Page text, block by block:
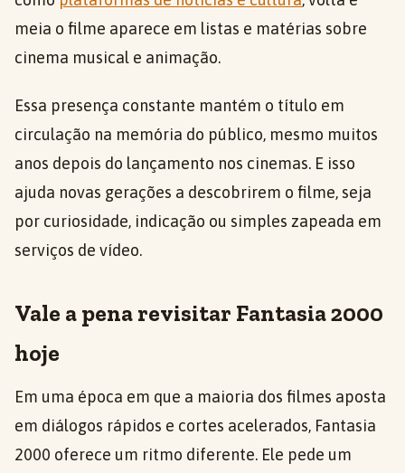
meia o filme aparece em listas e matérias sobre
cinema musical e animação.
Essa presença constante mantém o título em
circulação na memória do público, mesmo muitos
anos depois do lançamento nos cinemas. E isso
ajuda novas gerações a descobrirem o filme, seja
por curiosidade, indicação ou simples zapeada em
serviços de vídeo.
Vale a pena revisitar Fantasia 2000
hoje
Em uma época em que a maioria dos filmes aposta
em diálogos rápidos e cortes acelerados, Fantasia
2000 oferece um ritmo diferente. Ele pede um